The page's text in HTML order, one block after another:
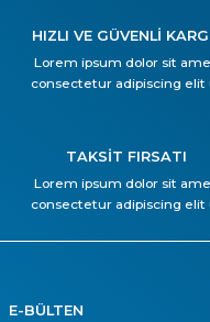
HIZLI VE GÜVENLİ
Lorem ipsum dolor sit
consectetur adipiscing elit
TAKSİT FIRSATI
Lorem ipsum dolor sit
consectetur adipiscing elit
E-BÜLTEN